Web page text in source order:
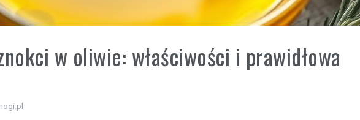
w oliwie: właściwości i prawidłowa